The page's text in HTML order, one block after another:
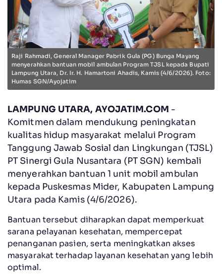
Raji Rahmadi, General Manager Pabrik Gula (PG) Bunga Mayang
menyerahkan bantuan mobil ambulan Program TJSL kepada Bupati
Lampung Utara, Dr. Ir. H. Hamartoni Ahadis, Kamis (4/6/2026). Foto:
Humas SGN/Ayojatim
LAMPUNG UTARA, AYOJATIM.COM -
Komitmen dalam mendukung peningkatan
kualitas hidup masyarakat melalui Program
Tanggung Jawab Sosial dan Lingkungan (TJSL)
PT Sinergi Gula Nusantara (PT SGN) kembali
menyerahkan bantuan 1 unit mobil ambulan
kepada Puskesmas Mider, Kabupaten Lampung
Utara pada Kamis (4/6/2026).
Bantuan tersebut diharapkan dapat memperkuat
sarana pelayanan kesehatan, mempercepat
penanganan pasien, serta meningkatkan akses
masyarakat terhadap layanan kesehatan yang lebih
optimal.